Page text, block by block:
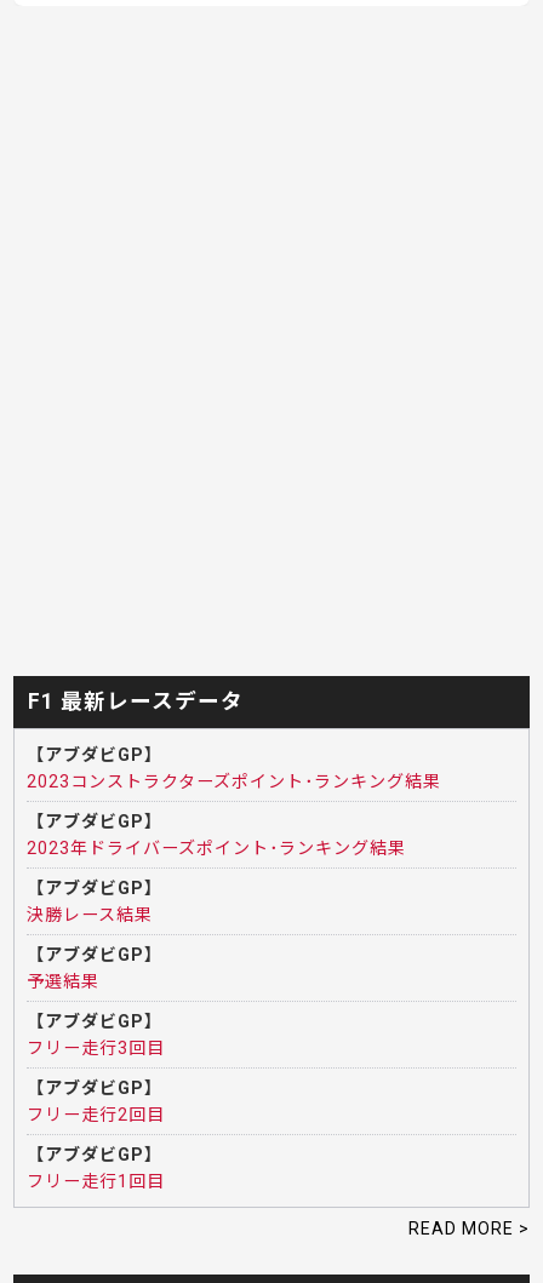
F1 最新レースデータ
【アブダビGP】
2023コンストラクターズポイント･ランキング結果
【アブダビGP】
2023年ドライバーズポイント･ランキング結果
【アブダビGP】
決勝レース結果
【アブダビGP】
予選結果
【アブダビGP】
フリー走行3回目
【アブダビGP】
フリー走行2回目
【アブダビGP】
フリー走行1回目
READ MORE >